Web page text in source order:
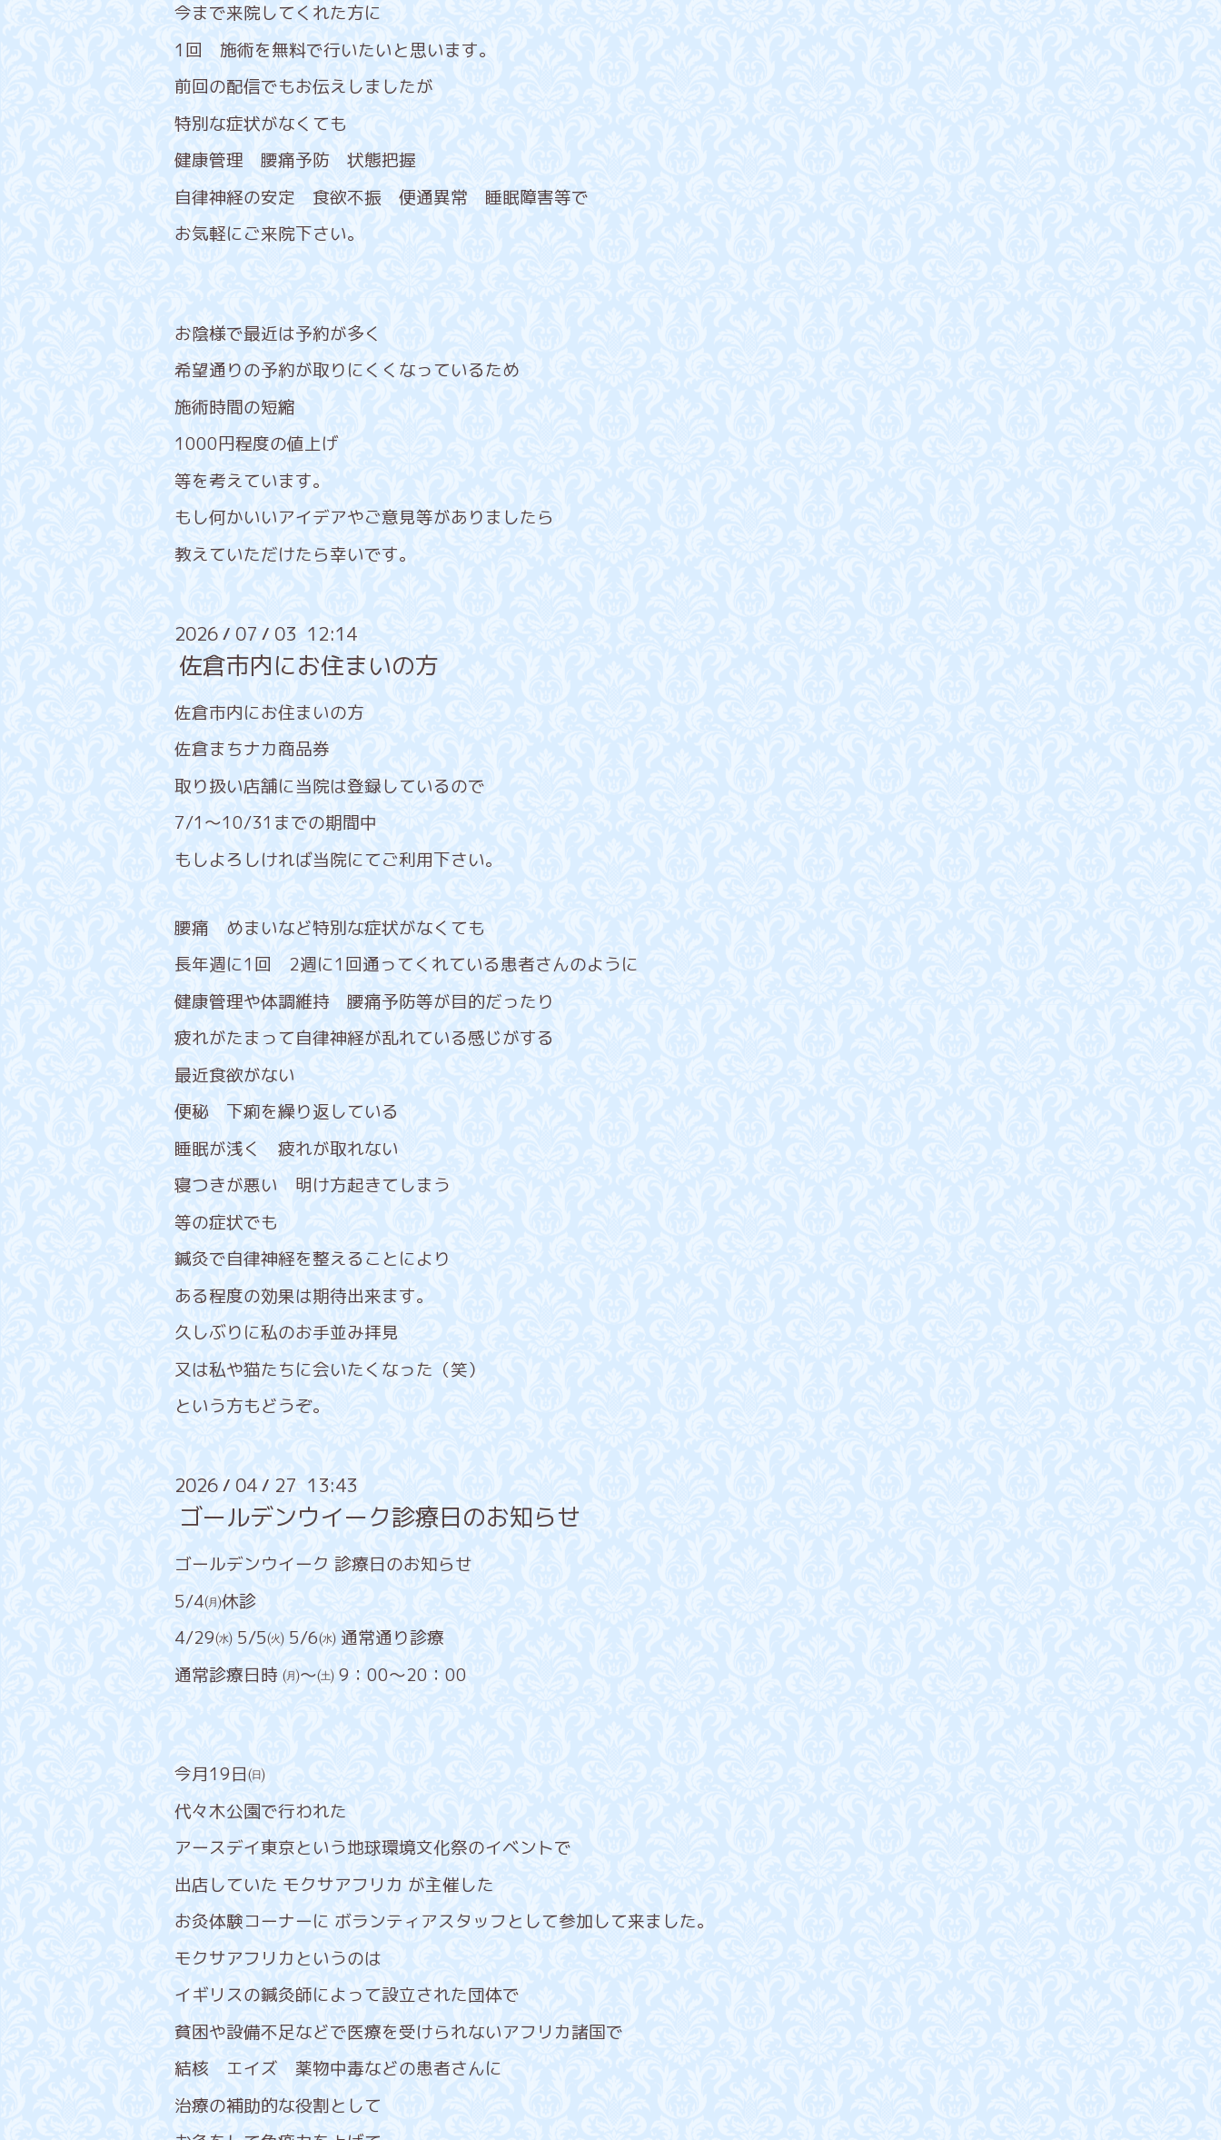
今まで来院してくれた方に
1回 施術を無料で行いたいと思います。
前回の配信でもお伝えしましたが
特別な症状がなくても
健康管理 腰痛予防 状態把握
自律神経の安定 食欲不振 便通異常 睡眠障害等で
お気軽にご来院下さい。
お陰様で最近は予約が多く
希望通りの予約が取りにくくなっているため
施術時間の短縮
1000円程度の値上げ
等を考えています。
もし何かいいアイデアやご意見等がありましたら
教えていただけたら幸いです。
2026 / 07 / 03 12:14
佐倉市内にお住まいの方
佐倉市内にお住まいの方
佐倉まちナカ商品券
取り扱い店舗に当院は登録しているので
7/1～10/31までの期間中
もしよろしければ当院にてご利用下さい。
腰痛 めまいなど特別な症状がなくても
長年週に1回 2週に1回通ってくれている患者さんのように
健康管理や体調維持 腰痛予防等が目的だったり
疲れがたまって自律神経が乱れている感じがする
最近食欲がない
便秘 下痢を繰り返している
睡眠が浅く 疲れが取れない
寝つきが悪い 明け方起きてしまう
等の症状でも
鍼灸で自律神経を整えることにより
ある程度の効果は期待出来ます。
久しぶりに私のお手並み拝見
又は私や猫たちに会いたくなった（笑）
という方もどうぞ。
2026 / 04 / 27 13:43
ゴールデンウイーク診療日のお知らせ
ゴールデンウイーク 診療日のお知らせ
5/4㈪休診
4/29㈬ 5/5㈫ 5/6㈬ 通常通り診療
通常診療日時 ㈪～㈯ 9：00～20：00
今月19日㈰
代々木公園で行われた
アースデイ東京という地球環境文化祭のイベントで
出店していた モクサアフリカ が主催した
お灸体験コーナーに ボランティアスタッフとして参加して来ました。
モクサアフリカというのは
イギリスの鍼灸師によって設立された団体で
貧困や設備不足などで医療を受けられないアフリカ諸国で
結核 エイズ 薬物中毒などの患者さんに
治療の補助的な役割として